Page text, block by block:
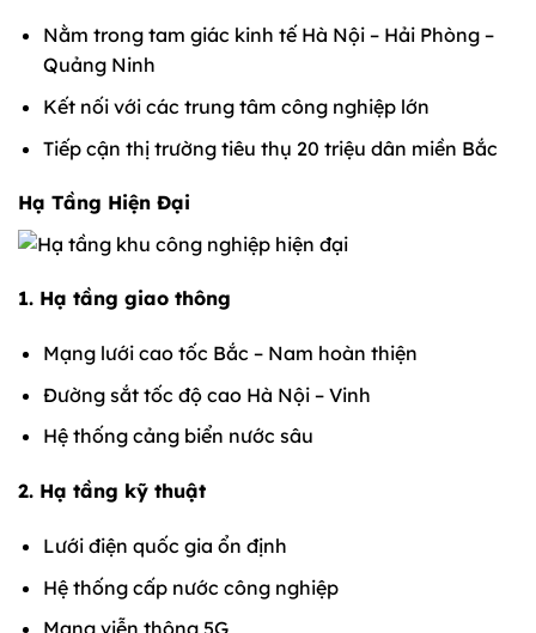
Nằm trong tam giác kinh tế Hà Nội – Hải Phòng –
Quảng Ninh
Kết nối với các trung tâm công nghiệp lớn
Tiếp cận thị trường tiêu thụ 20 triệu dân miền Bắc
Hạ Tầng Hiện Đại
1. Hạ tầng giao thông
Mạng lưới cao tốc Bắc – Nam hoàn thiện
Đường sắt tốc độ cao Hà Nội – Vinh
Hệ thống cảng biển nước sâu
2. Hạ tầng kỹ thuật
Lưới điện quốc gia ổn định
Hệ thống cấp nước công nghiệp